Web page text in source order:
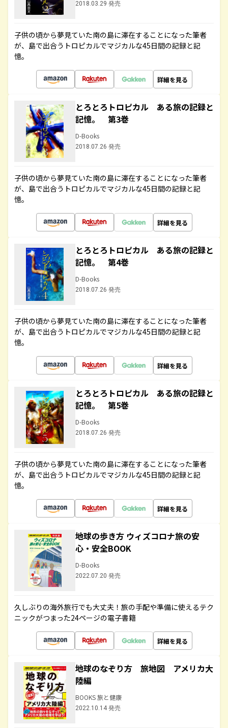
2018.03.29 発売
子供の頃から夢見ていた南の島に滞在することになった筆者
が、島で出合うトロピカルでマジカルな45日間の記録と記
憶。
詳細を見る
とろとろトロピカル ある旅の記録と
記憶。 第3巻
D-Books
2018.07.26 発売
子供の頃から夢見ていた南の島に滞在することになった筆者
が、島で出合うトロピカルでマジカルな45日間の記録と記
憶。
詳細を見る
とろとろトロピカル ある旅の記録と
記憶。 第4巻
D-Books
2018.07.26 発売
子供の頃から夢見ていた南の島に滞在することになった筆者
が、島で出合うトロピカルでマジカルな45日間の記録と記
憶。
詳細を見る
とろとろトロピカル ある旅の記録と
記憶。 第5巻
D-Books
2018.07.26 発売
子供の頃から夢見ていた南の島に滞在することになった筆者
が、島で出合うトロピカルでマジカルな45日間の記録と記
憶。
詳細を見る
地球の歩き方 ウィズコロナ旅の安
心・安全BOOK
D-Books
2022.07.20 発売
久しぶりの海外旅行でも大丈夫！旅の手配や準備に使えるテク
ニックがつまった24ページの電子書籍
詳細を見る
地球のなぞり方 旅地図 アメリカ大
陸編
BOOKS 旅と健康
2022.10.14 発売